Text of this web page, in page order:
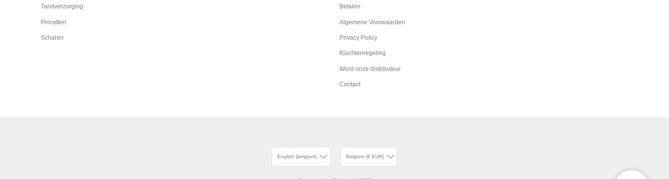
Tandverzorging
Pincetten
Scharen
Betalen
Algemene Voorwaarden
Privacy Policy
Klachtenregeling
Word onze distributeur
Contact
English (belgium) Belgium (€ EUR)